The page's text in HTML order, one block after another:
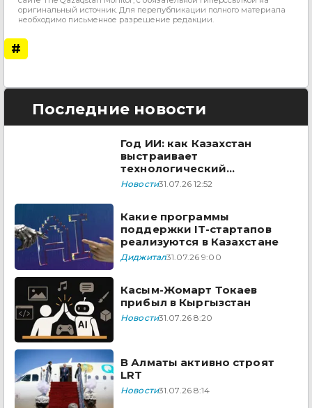
оригинальный источник. Для перепубликации полного материала
необходимо письменное разрешение редакции.
#
Последние новости
Год ИИ: как Казахстан
выстраивает
технологический
суверенитет в 2026 году
Новости31.07.26 12:52
Какие программы
поддержки IT-стартапов
реализуются в Казахстане
Диджитал31.07.26 9:00
Касым-Жомарт Токаев
прибыл в Кыргызстан
Новости31.07.26 8:20
В Алматы активно строят
LRT
Новости31.07.26 8:14